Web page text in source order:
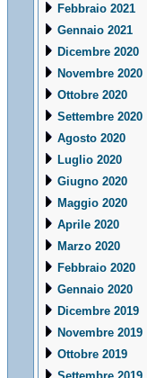
Febbraio 2021
Gennaio 2021
Dicembre 2020
Novembre 2020
Ottobre 2020
Settembre 2020
Agosto 2020
Luglio 2020
Giugno 2020
Maggio 2020
Aprile 2020
Marzo 2020
Febbraio 2020
Gennaio 2020
Dicembre 2019
Novembre 2019
Ottobre 2019